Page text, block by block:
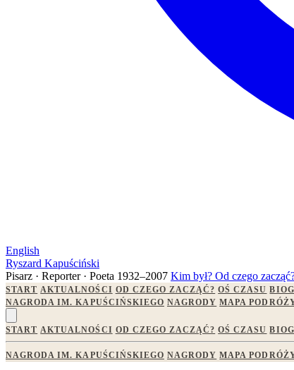
English
Ryszard Kapuściński
Pisarz · Reporter · Poeta 1932–2007 Kim był? Od czego
START AKTUALNOŚCI OD CZEGO ZACZĄĆ? OŚ CZASU
NAGRODA IM. KAPUŚCIŃSKIEGO NAGRODY MAPA
START AKTUALNOŚCI OD CZEGO ZACZĄĆ? OŚ CZASU
NAGRODA IM. KAPUŚCIŃSKIEGO NAGRODY MAPA